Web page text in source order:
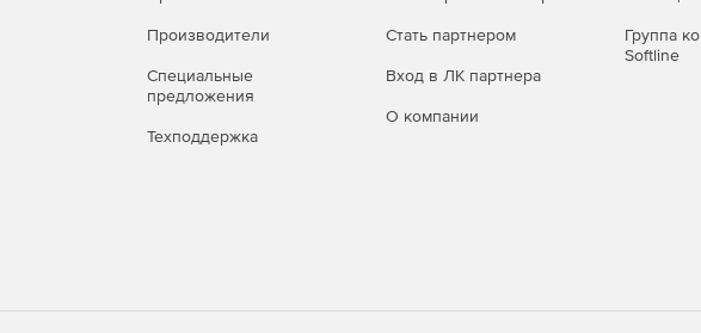
шпионского, потенциально опасного и рекламного ПО,
шуток.
реального времени (файловый монитор
компьютера – перехват «на лету» обращений к файлам на любых
Производители
Специальные
предложения
Техподдержка
Стать партнером
Вход в ЛК партнера
О компании
Группа
Softline